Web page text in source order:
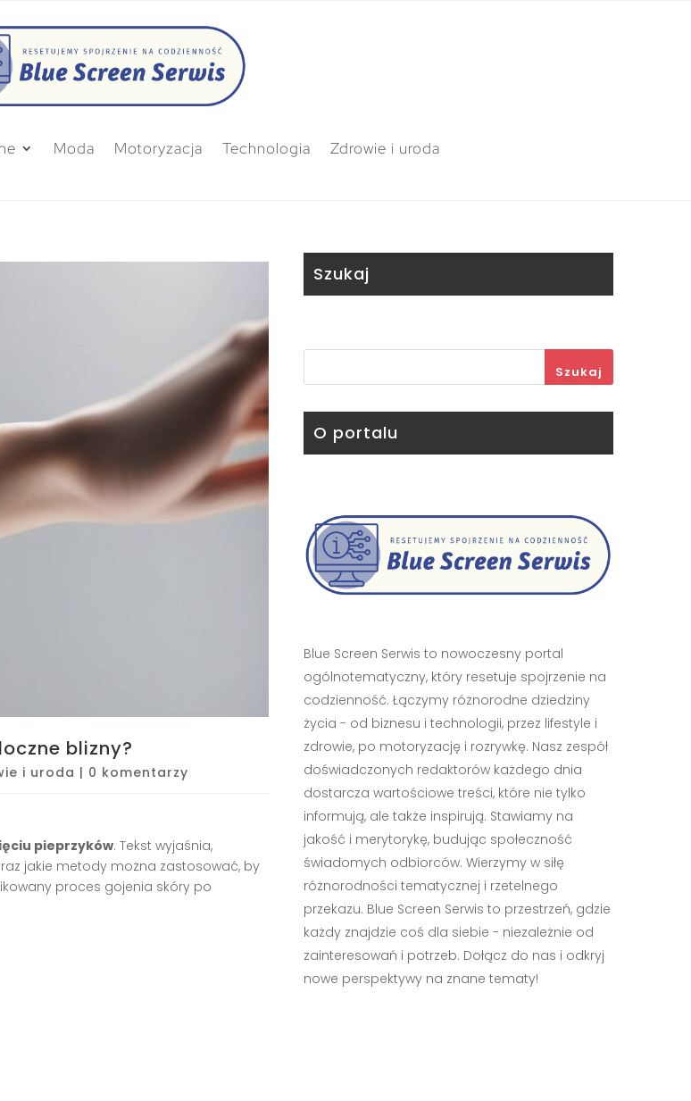
Moda Motoryzacja Technologia Zdrowie i uroda
blizny?
i uroda | 0 komentarzy
pieprzyków. Tekst wyjaśnia,
jakie metody można zastosować, by
proces gojenia skóry po
Szukaj
Szukaj
O portalu
Blue Screen Serwis to nowoczesny portal
ogólnotematyczny, który resetuje spojrzenie na
codzienność. Łączymy różnorodne dziedziny
życia - od biznesu i technologii, przez lifestyle i
zdrowie, po motoryzację i rozrywkę. Nasz zespół
doświadczonych redaktorów każdego dnia
dostarcza wartościowe treści, które nie tylko
informują, ale także inspirują. Stawiamy na
jakość i merytorykę, budując społeczność
świadomych odbiorców. Wierzymy w siłę
różnorodności tematycznej i rzetelnego
przekazu. Blue Screen Serwis to przestrzeń, gdzie
każdy znajdzie coś dla siebie - niezależnie od
zainteresowań i potrzeb. Dołącz do nas i odkryj
nowe perspektywy na znane tematy!